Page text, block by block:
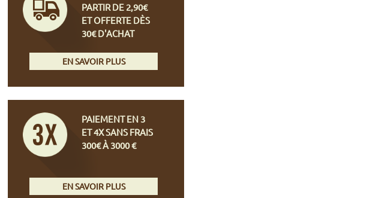
PARTIR DE 2,90€
ET OFFERTE DÈS
30€ D'ACHAT
EN SAVOIR PLUS
PAIEMENT EN 3
ET 4X SANS FRAIS
300€ À 3000 €
EN SAVOIR PLUS